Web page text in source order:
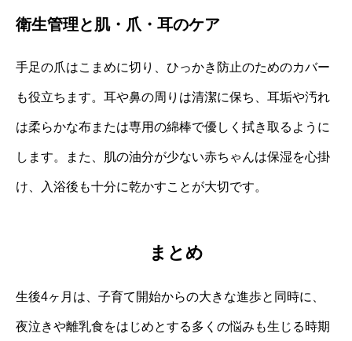
衛生管理と肌・爪・耳のケア
手足の爪はこまめに切り、ひっかき防止のためのカバー
も役立ちます。耳や鼻の周りは清潔に保ち、耳垢や汚れ
は柔らかな布または専用の綿棒で優しく拭き取るように
します。また、肌の油分が少ない赤ちゃんは保湿を心掛
け、入浴後も十分に乾かすことが大切です。
まとめ
生後4ヶ月は、子育て開始からの大きな進歩と同時に、
夜泣きや離乳食をはじめとする多くの悩みも生じる時期